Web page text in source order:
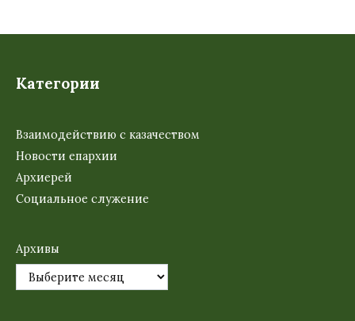
Категории
Взаимодействию с казачеством
Новости епархии
Архиерей
Социальное служение
Архивы